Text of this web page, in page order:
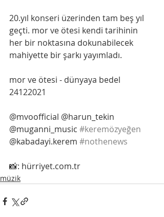
20.yıl konseri üzerinden tam beş yıl
geçti. mor ve ötesi kendi tarihinin
her bir noktasına dokunabilecek
mahiyette bir şarkı yayımladı.
mor ve ötesi - dünyaya bedel
24122021
@mvoofficial @harun_tekin
@muganni_music #keremözyeğen
@kabadayi.kerem #nothenews
📸: hürriyet.com.tr
müzik